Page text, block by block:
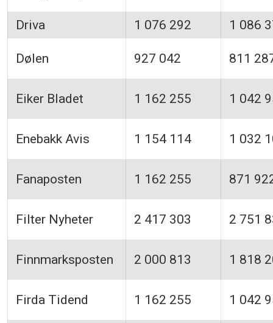
Driva 1 076 292 1 086
Dølen 927 042 811
Eiker Bladet 1 162 255 1 042
Enebakk Avis 1 154 114 1 032
Fanaposten 1 162 255 871
Filter Nyheter 2 417 303 2 751
Finnmarksposten 2 000 813 1 818
Firda Tidend 1 162 255 1 042